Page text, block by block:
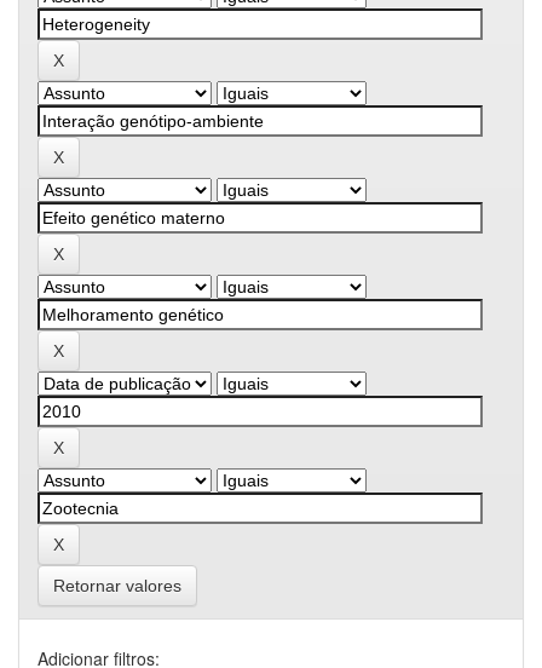
Retornar valores
Adicionar filtros: